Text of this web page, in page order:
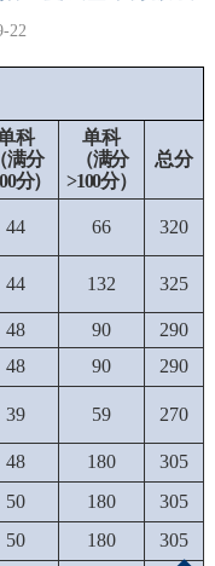
22
科
（满分
分）
单科
（满分
>100分）
总分
44 66 320
44 132 325
48 90
290
48 90
290
39 59 270
48 180
305
50 180
305
50 180
305